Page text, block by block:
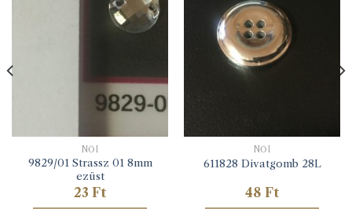
NŐI
9829/01 Strassz 01 8mm
ezüst
23 Ft
NŐI
611828 Divatgomb 28L
48 Ft